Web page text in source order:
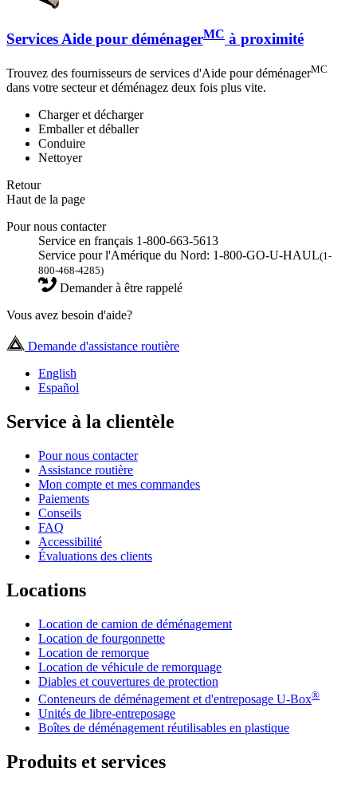
Services Aide pour déménagerMC à proximité
Trouvez des fournisseurs de services d'Aide pour déménagerMC
dans votre secteur et déménagez deux fois plus vite.
Charger et décharger
Emballer et déballer
Conduire
Nettoyer
Retour
Haut de la page
Pour nous contacter
Service en français 1-800-663-5613
Service pour l'Amérique du Nord: 1-800-GO-U-HAUL(1-
800-468-4285)
Demander à être rappelé
Vous avez besoin d'aide?
Demande d'assistance routière
English
Español
Service à la clientèle
Pour nous contacter
Assistance routière
Mon compte et mes commandes
Paiements
Conseils
FAQ
Accessibilité
Évaluations des clients
Locations
Location de camion de déménagement
Location de fourgonnette
Location de remorque
Location de véhicule de remorquage
Diables et couvertures de protection
Conteneurs de déménagement et d'entreposage U-Box®
Unités de libre-entreposage
Boîtes de déménagement réutilisables en plastique
Produits et services